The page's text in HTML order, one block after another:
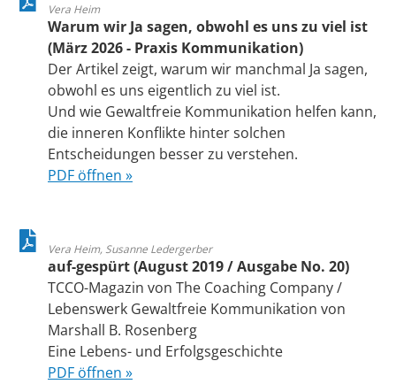
Vera Heim
Warum wir Ja sagen, obwohl es uns zu viel ist
(März 2026 - Praxis Kommunikation)
Der Artikel zeigt, warum wir manchmal Ja sagen,
obwohl es uns eigentlich zu viel ist.
Und wie Gewaltfreie Kommunikation helfen kann,
die inneren Konflikte hinter solchen
Entscheidungen besser zu verstehen.
PDF öffnen »
Vera Heim, Susanne Ledergerber
auf-gespürt (August 2019 / Ausgabe No. 20)
TCCO-Magazin von The Coaching Company /
Lebenswerk Gewaltfreie Kommunikation von
Marshall B. Rosenberg
Eine Lebens- und Erfolgsgeschichte
PDF öffnen »